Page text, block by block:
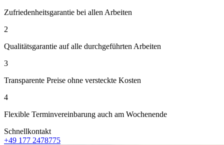
Zufriedenheitsgarantie bei allen Arbeiten
2
Qualitätsgarantie auf alle durchgeführten Arbeiten
3
Transparente Preise ohne versteckte Kosten
4
Flexible Terminvereinbarung auch am Wochenende
Schnellkontakt
+49 177 2478775